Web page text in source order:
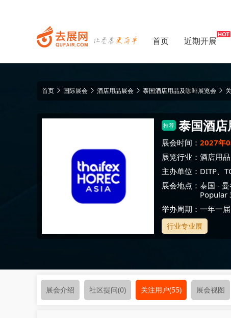
首页 近期开展
首页 国际展会 酒店用品展会 泰国酒店用品及咖啡展览会
推荐 泰国酒
展会时间： 2027年
展览行业： 酒店用品
主办单位： DITP、
展会地点： 泰国 -
Popular
举办周期：一年一届
行业专业展
展会介绍 社区提问(0) 关注用户(55) 展会视图